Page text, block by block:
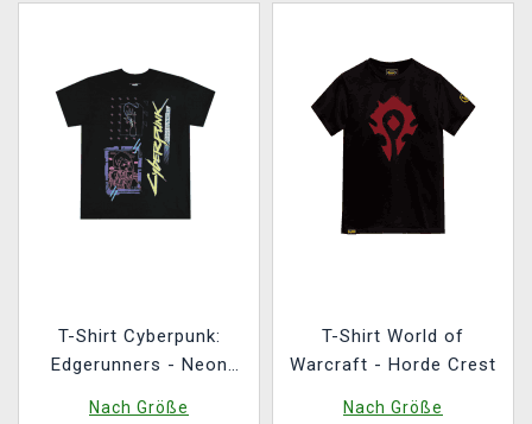
T-Shirt Cyberpunk:
Edgerunners - Neon
Nach Größe
T-Shirt World of
Warcraft - Horde Crest
Nach Größe